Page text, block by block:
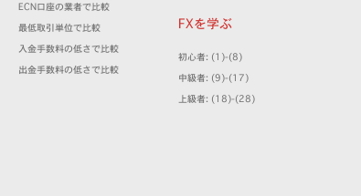
ECN口座の業者で比較
最低取引単位で比較
入金手数料の低さで比較
出金手数料の低さで比較
FXを学ぶ
初心者: (1)-(8)
中級者: (9)-(17)
上級者: (18)-(28)